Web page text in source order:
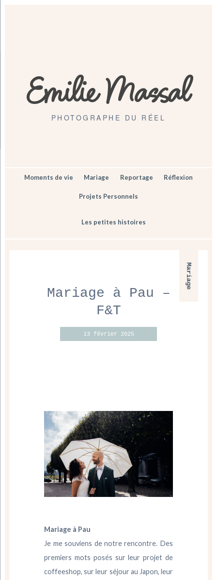
Emilie Massal
PHOTOGRAPHE DU RÉEL
Moments de vie Mariage Reportage Réflexion
Projets Personnels
Les petites histoires
Mariage
Mariage à Pau –
F&T
13 février 2025
Mariage à Pau
Je me souviens de notre rencontre. Des
premiers mots posés sur leur projet de
coffeeshop, sur leur séjour au Japon, leur